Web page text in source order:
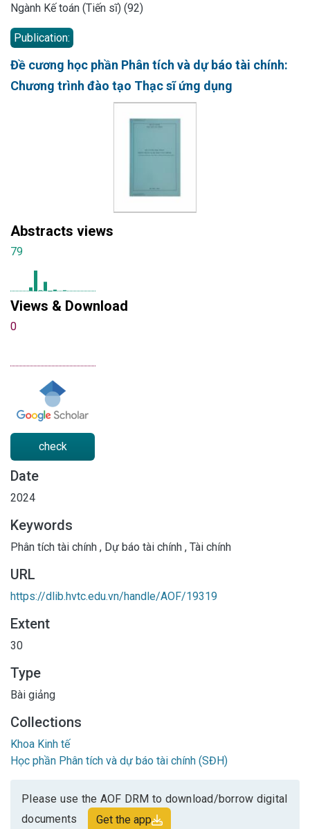
Ngành Kế toán (Tiến sĩ) (92)
Publication:
Đề cương học phần Phân tích và dự báo tài chính:
Chương trình đào tạo Thạc sĩ ứng dụng
Abstracts views
79
Views & Download
0
check
Date
2024
Keywords
Phân tích tài chính , Dự báo tài chính , Tài chính
URL
https://dlib.hvtc.edu.vn/handle/AOF/19319
Extent
30
Type
Bài giảng
Collections
Khoa Kinh tế
Học phần Phân tích và dự báo tài chính (SĐH)
Please use the AOF DRM to download/borrow digital
documents
Get the app